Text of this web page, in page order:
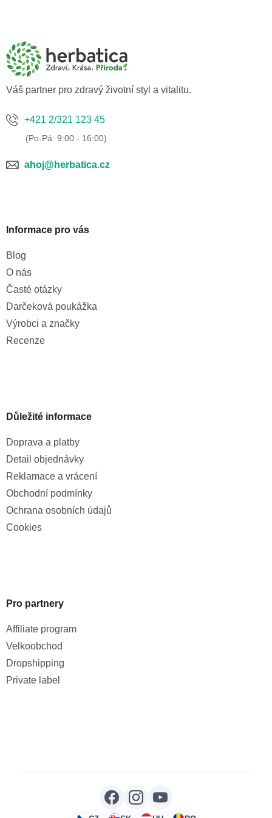
a
Váš partner pro zdravý životní styl a vitalitu.
+421 2/321 123 45
ahoj@herbatica.cz
Informace pro vás
Blog
O nás
Časté otázky
Darčeková poukážka
Výrobci a značky
Recenze
Důležité informace
Doprava a platby
Detail objednávky
Reklamace a vrácení
Obchodní podmínky
Ochrana osobních údajů
Cookies
Pro partnery
Affiliate program
Velkoobchod
Dropshipping
Private label